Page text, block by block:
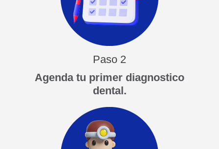
Paso 2
Agenda tu primer diagnostico
dental.